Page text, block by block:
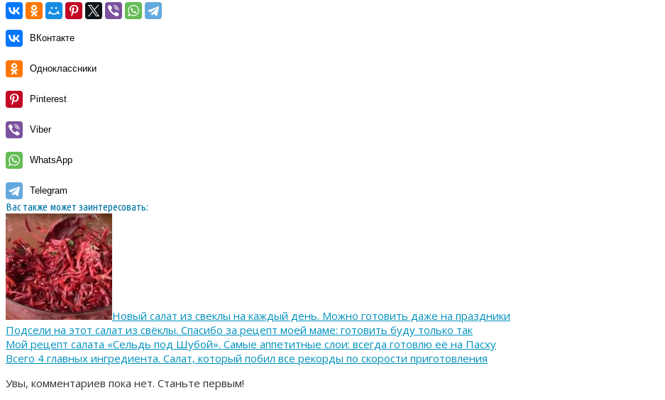
ВКонтакте
Одноклассники
Pinterest
Viber
WhatsApp
Telegram
Вас также может заинтересовать:
Новый салат из свеклы на каждый день. Можно готовить даже на праздники
Подсели на этот салат из свёклы. Спасибо за рецепт моей маме: готовить буду только так
Мой рецепт салата «Сельдь под Шубой». Самые аппетитные слои: всегда готовлю её на Пасху
Всего 4 главных ингредиента. Салат, который побил все рекорды по скорости приготовления
Увы, комментариев пока нет. Станьте первым!